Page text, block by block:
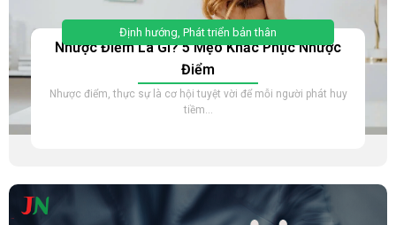
Định hướng Phát triển bản thân
Nhược Điểm Là Gì? 5 Mẹo Khắc Phục Nhược
Điểm
Nhược điểm, thực sự là cơ hội tuyệt vời để mỗi người phát huy
tiềm...